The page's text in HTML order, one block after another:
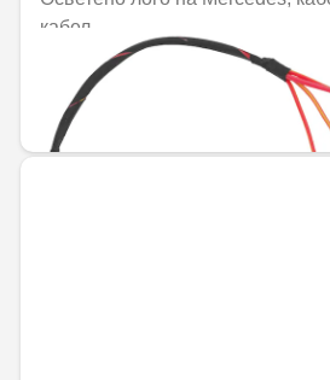
кабел
Не е налично онлайн
26,88 € / 52,57 лв.